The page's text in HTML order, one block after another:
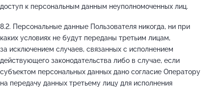
доступ к персональным данным неуполномоченных лиц.
8.2. Персональные данные Пользователя никогда, ни при
каких условиях не будут переданы третьим лицам,
за исключением случаев, связанных с исполнением
действующего законодательства либо в случае, если
субъектом персональных данных дано согласие Оператору
на передачу данных третьему лицу для исполнения